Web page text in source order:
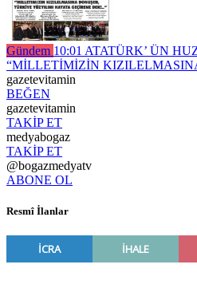
Gündem 10:01 ATATÜRK’ ÜN
“MİLLETİMİZİN
gazetevitamin
BEĞEN
gazetevitamin
TAKİP ET
medyabogaz
TAKİP ET
@bogazmedyatv
ABONE OL
Resmî İlanlar